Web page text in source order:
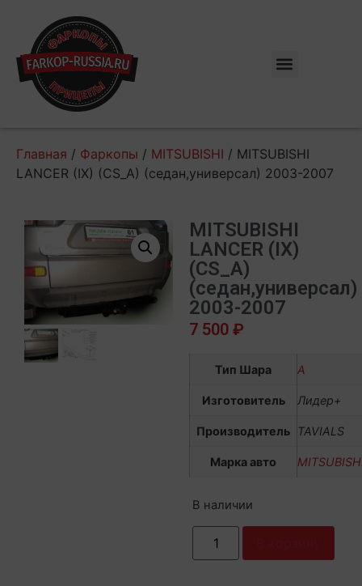
Главная / Фаркопы / MITSUBISHI / MITSUBISHI
LANCER (IX) (CS_A) (седан,универсал) 2003-2007
MITSUBISHI
LANCER (IX)
(CS_A)
(седан,универсал)
2003-2007
7 500 ₽
Тип Шара А
Изготовитель Лидер+
Производитель TAVIALS
Марка авто
В наличии